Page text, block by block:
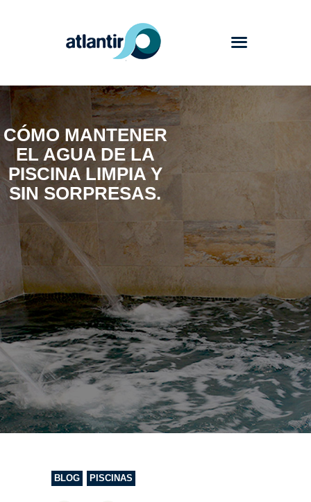
CÓMO MANTENER
EL AGUA DE LA
PISCINA LIMPIA Y
SIN SORPRESAS.
Atlantir
Servicios
Productos
Trabajos
Blog
Contacto
BLOG PISCINAS